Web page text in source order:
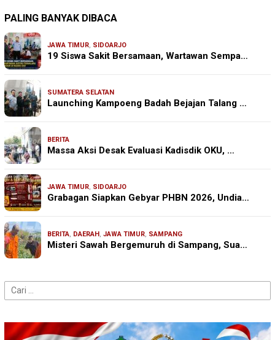
PALING BANYAK DIBACA
JAWA TIMUR, SIDOARJO
19 Siswa Sakit Bersamaan, Wartawan Sempa…
SUMATERA SELATAN
Launching Kampoeng Badah Bejajan Talang …
BERITA
Massa Aksi Desak Evaluasi Kadisdik OKU, …
JAWA TIMUR, SIDOARJO
Grabagan Siapkan Gebyar PHBN 2026, Undia…
BERITA, DAERAH , JAWA TIMUR, SAMPANG
Misteri Sawah Bergemuruh di Sampang, Sua…
Cari
untuk: